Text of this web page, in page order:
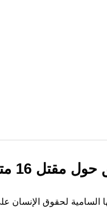
في أحداث السنغال..
السامية لحقوق الإنسان